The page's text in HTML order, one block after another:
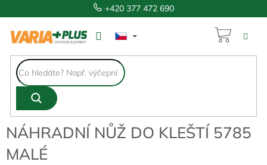
na
+420 377 472 690
NÁHRADNÍ NŮŽ DO KLEŠTÍ 5785
MALÉ
204 Kč